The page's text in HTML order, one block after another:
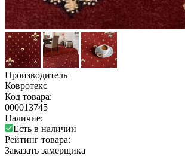
Производитель
Ковротекс
Код товара:
000013745
Наличие:
Есть в наличии
Рейтинг товара:
Заказать замерщика